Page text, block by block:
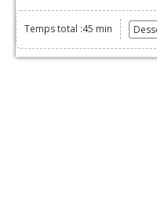
Temps total :45 min